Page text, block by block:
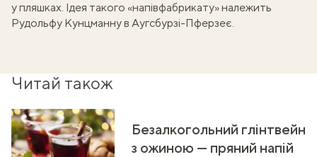
у пляшках. Ідея такого «напівфабрикату» належить
Рудольфу Кунцманну в Аугсбурзі-Пферзеє.
Читай також
Безалкогольний глінтвейн
з ожиною — пряний напій